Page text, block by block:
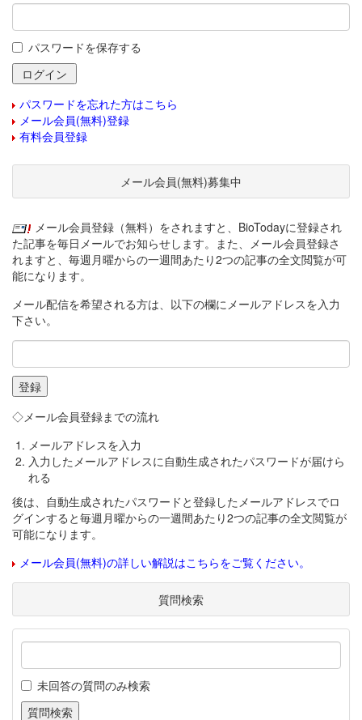
パスワードを保存する
パスワードを忘れた方はこちら
メール会員(無料)登録
有料会員登録
メール会員(無料)募集中
メール会員登録（無料）をされますと、BioTodayに登録され
た記事を毎日メールでお知らせします。また、メール会員登録さ
れますと、毎週月曜からの一週間あたり2つの記事の全文閲覧が可
能になります。
メール配信を希望される方は、以下の欄にメールアドレスを入力
下さい。
◇メール会員登録までの流れ
メールアドレスを入力
入力したメールアドレスに自動生成されたパスワードが届けら
れる
後は、自動生成されたパスワードと登録したメールアドレスでロ
グインすると毎週月曜からの一週間あたり2つの記事の全文閲覧が
可能になります。
メール会員(無料)の詳しい解説はこちらをご覧ください。
質問検索
未回答の質問のみ検索